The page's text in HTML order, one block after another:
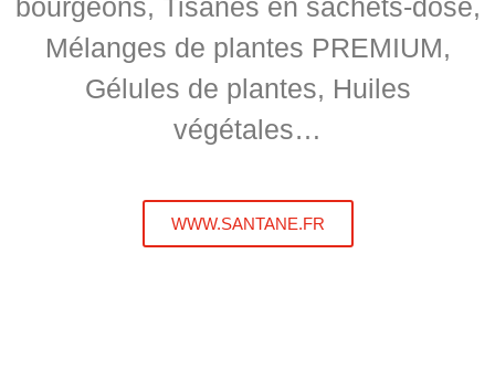
bourgeons, Tisanes en sachets-dose,
Mélanges de plantes PREMIUM,
Gélules de plantes, Huiles
végétales…
WWW.SANTANE.FR